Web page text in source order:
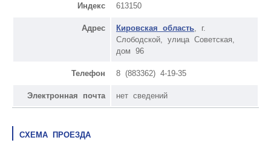
Индекс 613150
Адрес Кировская область , г.
Слободской, улица Советская,
дом 96
Телефон 8 (883362) 4-19-35
Электронная почта нет сведений
СХЕМА ПРОЕЗДА